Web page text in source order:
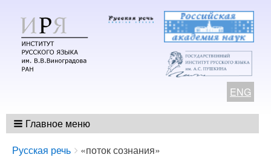
ENG
Главное меню
Breadcrumbs
You
Русская речь «поток сознания»